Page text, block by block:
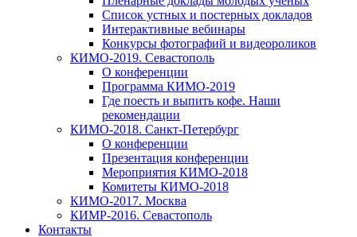
Список устных и постерных докладов
Интерактивные вебинары
Конкурсы фотографий и видеороликов
КИМО-2019. Севастополь
О конференции
Программа КИМО-2019
Где поесть и выпить кофе. Наши
рекомендации
КИМО-2018. Санкт-Петербург
О конференции
Презентация конференции
Мероприятия КИМО-2018
Комитеты КИМО-2018
КИМО-2017. Москва
КИМР-2016. Севастополь
Контакты